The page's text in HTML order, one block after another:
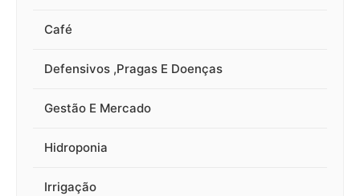
Café
Defensivos ,Pragas E Doenças
Gestão E Mercado
Hidroponia
Irrigação